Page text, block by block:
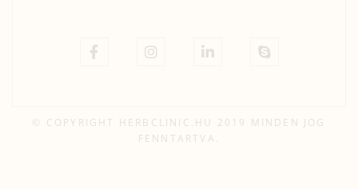
© COPYRIGHT HERBCLINIC.HU 2019 MINDEN JOG
FENNTARTVA.